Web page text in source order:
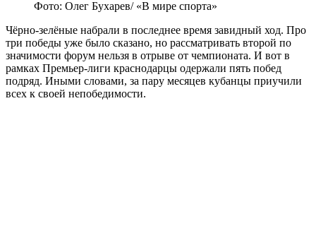
Фото: Олег Бухарев/ «В мире спорта»
Чёрно-зелёные набрали в последнее время завидный ход. Про
три победы уже было сказано, но рассматривать второй по
значимости форум нельзя в отрыве от чемпионата. И вот в
рамках Премьер-лиги краснодарцы одержали пять побед
подряд. Иными словами, за пару месяцев кубанцы приучили
всех к своей непобедимости.